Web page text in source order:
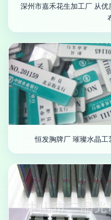
深州市嘉禾花生加工厂 从
恒发胸牌厂 璀璨水晶